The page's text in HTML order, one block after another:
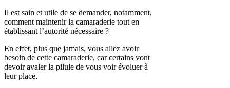
Il est sain et utile de se demander, notamment,
comment maintenir la camaraderie tout en
établissant l’autorité nécessaire ?
En effet, plus que jamais, vous allez avoir
besoin de cette camaraderie, car certains vont
devoir avaler la pilule de vous voir évoluer à
leur place.